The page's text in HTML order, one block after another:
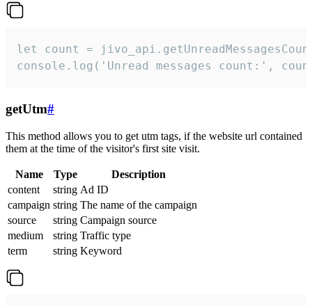
let count =
console.log('Unread messages count:',
getUtm#
This method allows you to get utm tags, if the website url contained
them at the time of the visitor's first site visit.
Name Type
Description
content
string Ad ID
campaign string The name of the campaign
source
string Campaign source
medium
string Traffic type
term
string Keyword